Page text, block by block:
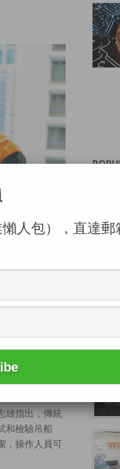
技提供相片)
清潔工的做法
高30層的大廈
雄指出，傳統
和檢驗吊船
，操作人員可
人包），直達郵